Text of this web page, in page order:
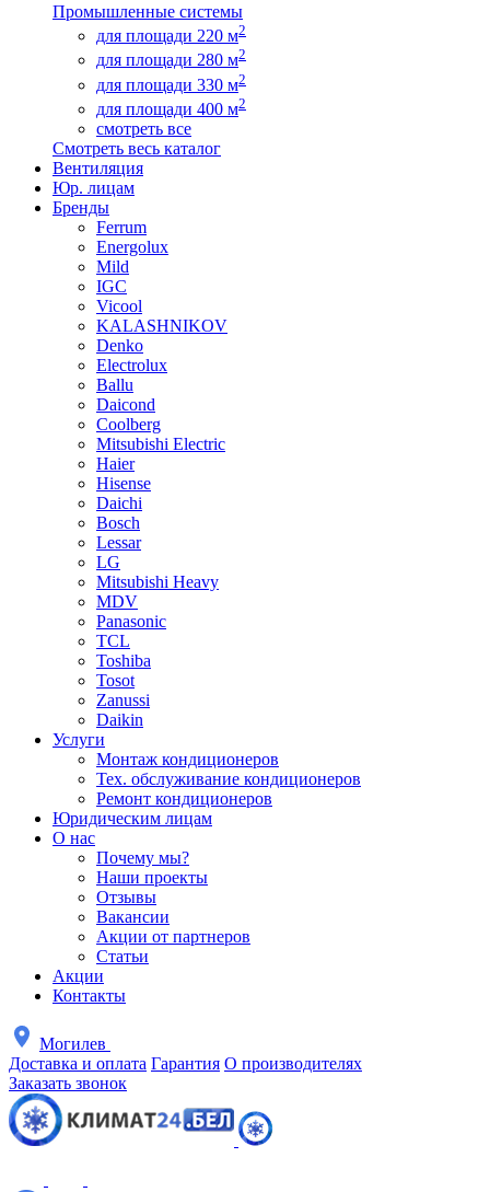
Промышленные системы
для площади 220 м2
для площади 280 м2
для площади 330 м2
для площади 400 м2
смотреть все
Смотреть весь каталог
Вентиляция
Юр. лицам
Бренды
Ferrum
Energolux
Mild
IGC
Vicool
KALASHNIKOV
Denko
Electrolux
Ballu
Daicond
Coolberg
Mitsubishi Electric
Haier
Hisense
Daichi
Bosch
Lessar
LG
Mitsubishi Heavy
MDV
Panasonic
TCL
Toshiba
Tosot
Zanussi
Daikin
Услуги
Монтаж кондиционеров
Тех. обслуживание кондиционеров
Ремонт кондиционеров
Юридическим лицам
О нас
Почему мы?
Наши проекты
Отзывы
Вакансии
Акции от партнеров
Статьи
Акции
Контакты
Могилев
Доставка и оплата Гарантия О производителях
Заказать звонок